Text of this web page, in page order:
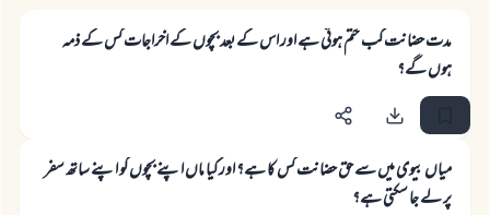
مدت حضانت کب ختم ہوتی ہے اور اس کے بعد بچوں کے اخراجات کس کے ذمہ
ہوں گے؟
میاں بیوی میں سے حق حضانت کس کا ہے؟ اور کیا ماں اپنے بچوں کو اپنے ساتھ سفر
پر لے جا سکتی ہے؟